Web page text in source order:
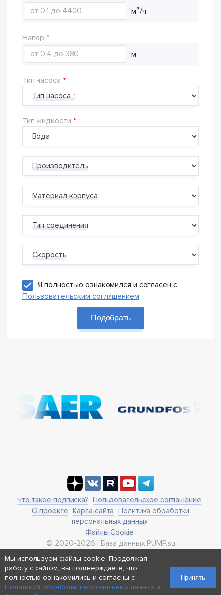
м³/ч
Напор
м
Тип насоса
Тип насоса
Тип жидкости
Производитель
Материал корпуса
Тип соединения
Скорость
Я полностью ознакомился и согласен с
Пользовательским соглашением.
Подобрать
Что такое подписка? Пользовательское соглашение
О проекте Карта сайта Политика обработки
персональных данных
Файлы Cookie
© 2020-2026 | База данных PUMP.su
г. Москва, ул. Ленинская Слобода 19
Реквизиты
Мы используем файлы cookie. Продолжая
работу с сайтом, вы подтверждаете, что
полностью ознакомились и согласны с
Политикой обработки персональных данных и
Принять